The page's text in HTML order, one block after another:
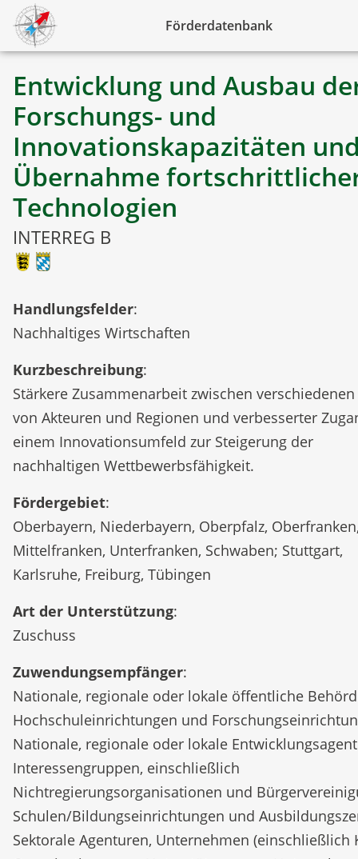
Förderdatenbank
Entwicklung und Ausbau
Forschungs- und
Innovationskapazitäten
Übernahme
Technologien
INTERREG B
Handlungsfelder:
Nachhaltiges Wirtschaften
Kurzbeschreibung:
Stärkere Zusammenarbeit zwischen
von Akteuren und Regionen und verbesserter
einem Innovationsumfeld zur Steigerung der
nachhaltigen Wettbewerbsfähigkeit.
Fördergebiet:
Oberbayern, Niederbayern, Oberpfalz,
Mittelfranken, Unterfranken, Schwaben; Stuttgart,
Karlsruhe, Freiburg, Tübingen
Art der Unterstützung:
Zuschuss
Zuwendungsempfänger:
Nationale, regionale oder lokale öffentliche
Hochschuleinrichtungen und
Nationale, regionale oder lokale
Interessengruppen, einschließlich
Nichtregierungsorganisationen und
Schulen/Bildungseinrichtungen und
Sektorale Agenturen, Unternehmen (einschließlich